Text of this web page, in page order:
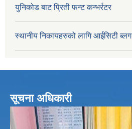
युनिकोड बाट प्रिती फन्ट कन्भर्रटर
स्थानीय निकायहरुको लागि आईसिटी ब्लग
सूचना अधिकारी